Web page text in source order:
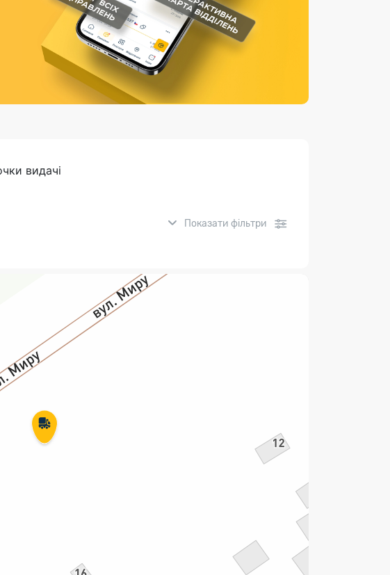
Страхові послуги
Каталог «Укрпошта Маркет»
видачі
Показати фільтри
Фінансові послуги:
Термінові перекази